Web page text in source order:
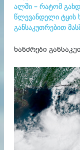
ხანძრები